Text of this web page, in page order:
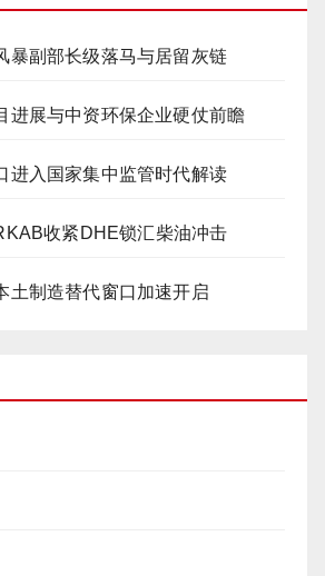
暴副部长级落马与居留灰链
进展与中资环保企业硬仗前瞻
进入国家集中监管时代解读
收紧DHE锁汇柴油冲击
土制造替代窗口加速开启